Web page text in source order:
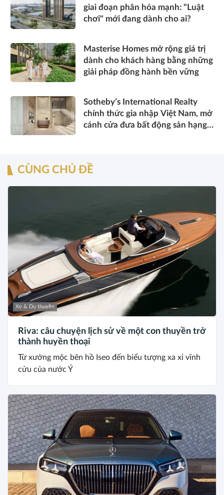
giai đoạn phân hóa mạnh: "Luật
chơi" mới đang dành cho ai?
Masterise Homes mở rộng giá trị
dành cho khách hàng bằng những
giải pháp đồng hành bền vững
Sotheby’s International Realty
chính thức gia nhập Việt Nam, mở
cánh cửa đưa bất động sản hạng
CÙNG CHỦ ĐỀ
Xe & Du thuyền
Riva: câu chuyện lịch sử về một con thuyền trở
thành huyền thoại
Từ xưởng mộc bên hồ Iseo đến biểu tượng xa xỉ vĩnh
cửu của nước Ý